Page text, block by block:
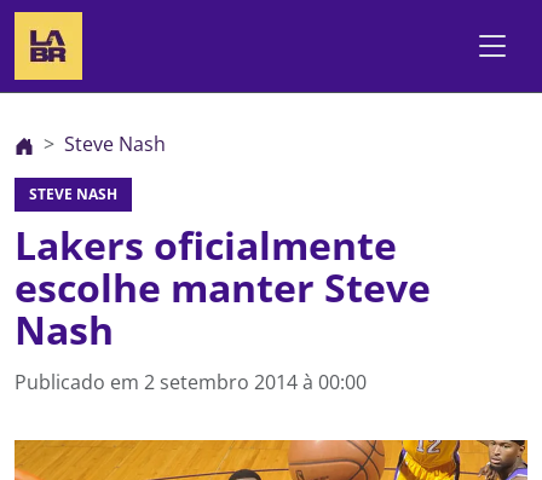
Steve Nash
STEVE NASH
Lakers oficialmente
escolhe manter Steve
Nash
Publicado em 2 setembro 2014 à 00:00